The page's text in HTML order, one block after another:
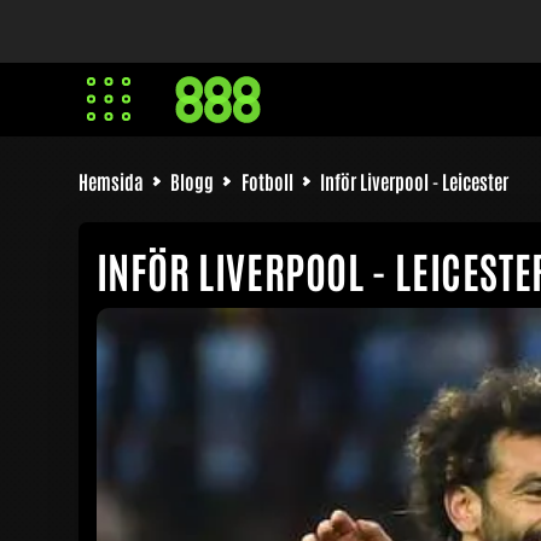
Hemsida Blogg Fotboll Inför Liverpool - Leicester
INFÖR LIVERPOOL -